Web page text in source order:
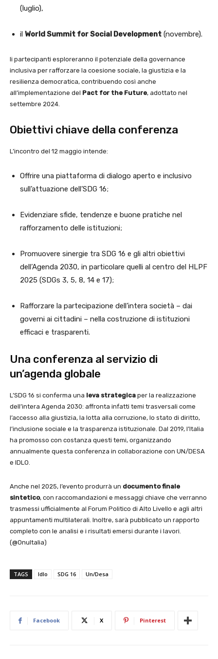
(luglio),
il World Summit for Social Development (novembre).
Ii partecipanti esploreranno il potenziale della governance
inclusiva per rafforzare la coesione sociale, la giustizia e la
resilienza democratica, contribuendo così anche
all’implementazione del Pact for the Future, adottato nel
settembre 2024.
Obiettivi chiave della conferenza
L’incontro del 12 maggio intende:
Offrire una piattaforma di dialogo aperto e inclusivo
sull’attuazione dell’SDG 16;
Evidenziare sfide, tendenze e buone pratiche nel
rafforzamento delle istituzioni;
Promuovere sinergie tra SDG 16 e gli altri obiettivi
dell’Agenda 2030, in particolare quelli al centro del HLPF
2025 (SDGs 3, 5, 8, 14 e 17);
Rafforzare la partecipazione dell’intera società – dai
governi ai cittadini – nella costruzione di istituzioni
efficaci e trasparenti.
Una conferenza al servizio di
un’agenda globale
L’SDG 16 si conferma una leva strategica per la realizzazione
dell’intera Agenda 2030: affronta infatti temi trasversali come
l’accesso alla giustizia, la lotta alla corruzione, lo stato di diritto,
l’inclusione sociale e la trasparenza istituzionale. Dal 2019, l’Italia
ha promosso con costanza questi temi, organizzando
annualmente questa conferenza in collaborazione con UN/DESA
e IDLO.
Anche nel 2025, l’evento produrrà un documento finale
sintetico, con raccomandazioni e messaggi chiave che verranno
trasmessi ufficialmente al Forum Politico di Alto Livello e agli altri
appuntamenti multilaterali. Inoltre, sarà pubblicato un rapporto
completo con le analisi e i risultati emersi durante i lavori.
(@OnuItalia)
TAGS Idlo SDG 16 Un/Desa
Facebook X Pinterest